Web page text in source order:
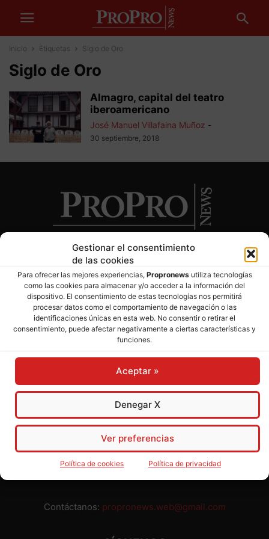
Gestionar el consentimiento
de las cookies
Para ofrecer las mejores experiencias, Propronewsutiliza tecnologías
como las cookies para almacenar y/o acceder a la información del
dispositivo. El consentimiento de estas tecnologías nos permitirá
procesar datos como el comportamiento de navegación o las
identificaciones únicas en esta web. No consentir o retirar el
consentimiento, puede afectar negativamente a ciertas características y
funciones.
Aceptar »
Denegar X
Ver preferencias
Política de cookies Política de privacidad
Inicio Etiquetas Siglo de Oro
Siglo de Oro
Almagro, capital del teatro
iberoamericano
José Manuel Villafaina Muñoz -
30 septiembre, 2018
SOBRE NOSOTROS
Director: José Mª Pagador- Subdirectora: Rosa Puch
José María Pagador Otero - Wikipedia
Para preservar nuestra independencia,
admite publicidad ni subvenciones o ayudas públicas o
privadas. Ninguno de nuestros directivos, redactores y
colaboradores percibe remuneración alguna. Realizamos
nuestro trabajo por amor al periodismo, a la verdad y a la
libertad y en solidaridad con la ciudadanía.
Usted puede colaborar con nosotros divulgando nuestro
periódico, compartiendo nuestros contenidos, sugiriendo temas
y comunicándonos cualquier injusticia o asunto de interés.
Contáctanos: propronews.web@gmail.com